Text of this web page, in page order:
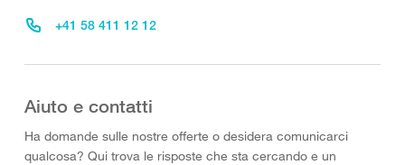
+41 58 411 12 12
Aiuto e contatti
Ha domande sulle nostre offerte o desidera comunicarci
qualcosa? Qui trova le risposte che sta cercando e un